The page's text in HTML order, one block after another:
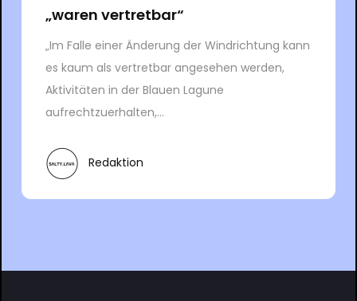
„waren vertretbar“
„Im Falle einer Änderung der Windrichtung kann
es kaum als vertretbar angesehen werden,
Aktivitäten in der Blauen Lagune
aufrechtzuerhalten,...
Redaktion